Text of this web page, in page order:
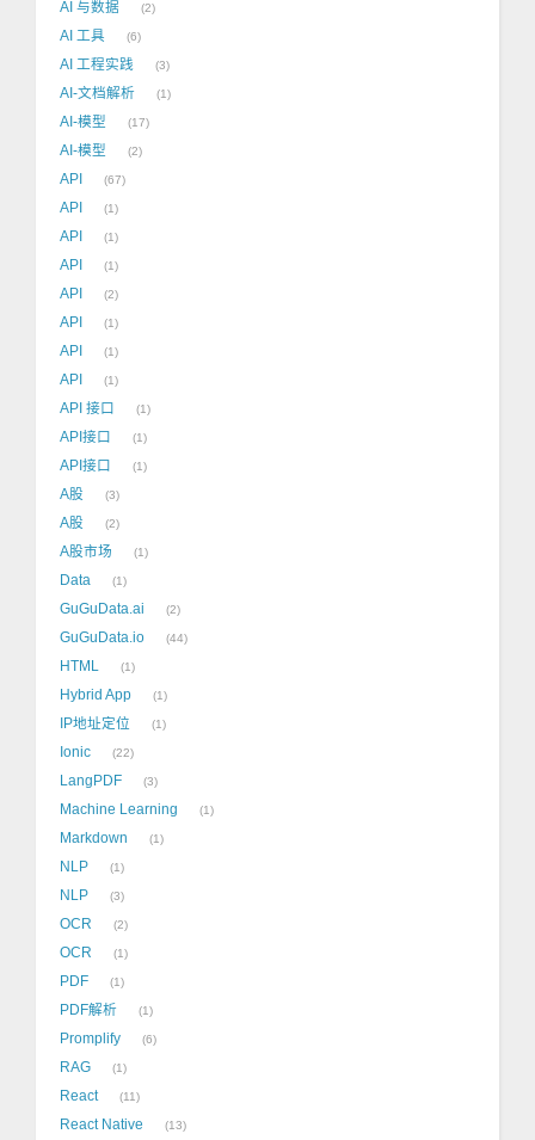
AI 与数据 2
AI 工具 6
AI 工程实践 3
AI-文档解析 1
AI-模型 17
AI-模型 2
API 67
API 1
API 1
API 1
API 2
API 1
API 1
API 1
API 接口 1
API接口 1
API接口 1
A股 3
A股 2
A股市场 1
Data 1
GuGuData.ai 2
GuGuData.io 44
HTML 1
Hybrid App 1
IP地址定位 1
Ionic 22
LangPDF 3
Machine Learning 1
Markdown 1
NLP 1
NLP 3
OCR 2
OCR 1
PDF 1
PDF解析 1
Promplify 6
RAG 1
React 11
React Native 13